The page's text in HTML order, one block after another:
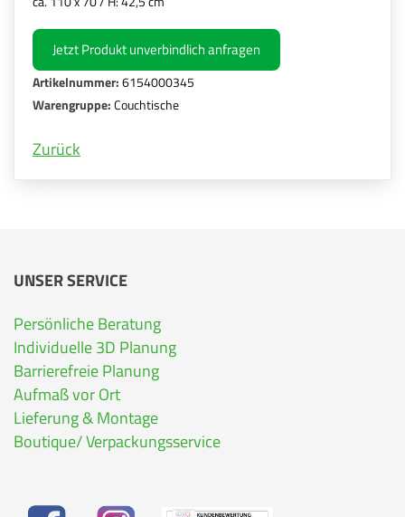
Jetzt Produkt unverbindlich anfragen
Artikelnummer:6154000345
Warengruppe:Couchtische
Zurück
UNSER SERVICE
Persönliche Beratung
Individuelle 3D Planung
Barrierefreie Planung
Aufmaß vor Ort
Lieferung & Montage
Boutique/ Verpackungsservice